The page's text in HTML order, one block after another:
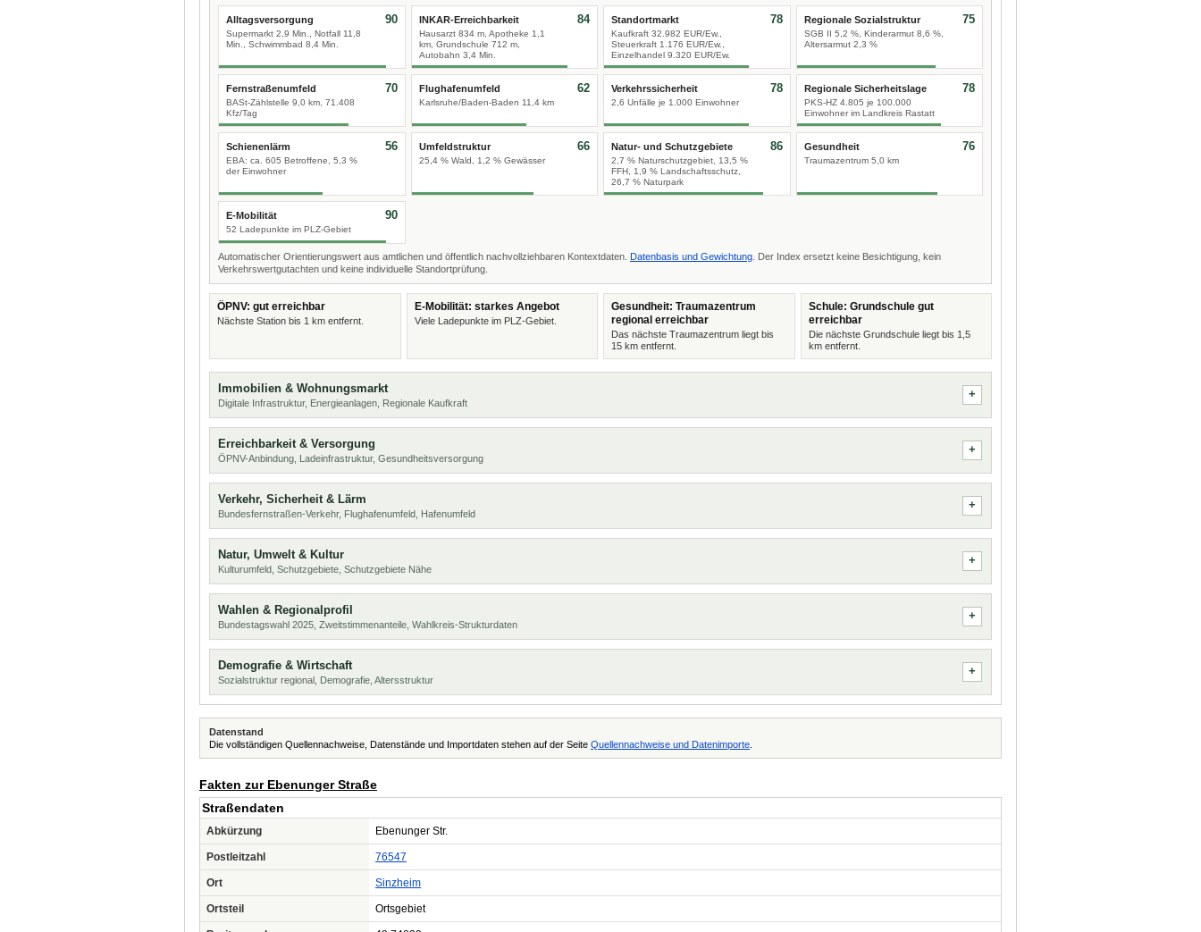
Alltagsversorgung
Supermarkt 2,9 Min., Notfall 11,8
Min., Schwimmbad 8,4 Min.
90 INKAR-Erreichbarkeit
Hausarzt 834 m, Apotheke 1,1
km, Grundschule 712 m,
Autobahn 3,4 Min.
84 Standortmarkt
Kaufkraft 32.982 EUR/Ew.,
Steuerkraft 1.176 EUR/Ew.,
Einzelhandel 9.320 EUR/Ew.
78 Regionale Sozialstruktur
SGB II 5,2 %, Kinderarmut 8,6 %,
Altersarmut 2,3 %
75
Fernstraßenumfeld
BASt-Zählstelle 9,0 km, 71.408
Kfz/Tag
70 Flughafenumfeld
Karlsruhe/Baden-Baden 11,4 km
62 Verkehrssicherheit
2,6 Unfälle je 1.000 Einwohner
78 Regionale Sicherheitslage
PKS-HZ 4.805 je 100.000
Einwohner im Landkreis Rastatt
78
Schienenlärm
EBA: ca. 605 Betroffene, 5,3 %
der Einwohner
56 Umfeldstruktur
25,4 % Wald, 1,2 % Gewässer
66 Natur- und Schutzgebiete
2,7 % Naturschutzgebiet, 13,5 %
FFH, 1,9 % Landschaftsschutz,
26,7 % Naturpark
86 Gesundheit
Traumazentrum 5,0 km
76
E-Mobilität
52 Ladepunkte im PLZ-Gebiet
90
Automatischer Orientierungswert aus amtlichen und öffentlich nachvollziehbaren Kontextdaten. Datenbasis und Gewichtung . Der Index ersetzt keine Besichtigung, kein
Verkehrswertgutachten und keine individuelle Standortprüfung.
ÖPNV: gut erreichbar
Nächste Station bis 1 km entfernt.
E-Mobilität: starkes Angebot
Viele Ladepunkte im PLZ-Gebiet.
Gesundheit: Traumazentrum
regional erreichbar
Das nächste Traumazentrum liegt bis
15 km entfernt.
Schule: Grundschule gut
erreichbar
Die nächste Grundschule liegt bis 1,5
km entfernt.
Immobilien & Wohnungsmarkt
Digitale Infrastruktur, Energieanlagen, Regionale Kaufkraft
Erreichbarkeit & Versorgung
ÖPNV-Anbindung, Ladeinfrastruktur, Gesundheitsversorgung
Verkehr, Sicherheit & Lärm
Bundesfernstraßen-Verkehr, Flughafenumfeld, Hafenumfeld
Natur, Umwelt & Kultur
Kulturumfeld, Schutzgebiete, Schutzgebiete Nähe
Wahlen & Regionalprofil
Bundestagswahl 2025, Zweitstimmenanteile, Wahlkreis-Strukturdaten
Demografie & Wirtschaft
Sozialstruktur regional, Demografie, Altersstruktur
Datenstand
Die vollständigen Quellennachweise, Datenstände und Importdaten stehen auf der Seite Quellennachweise und Datenimporte
Fakten zur Ebenunger Straße
Straßendaten
Abkürzung Ebenunger Str.
Postleitzahl 76547
Ort Sinzheim
Ortsteil Ortsgebiet